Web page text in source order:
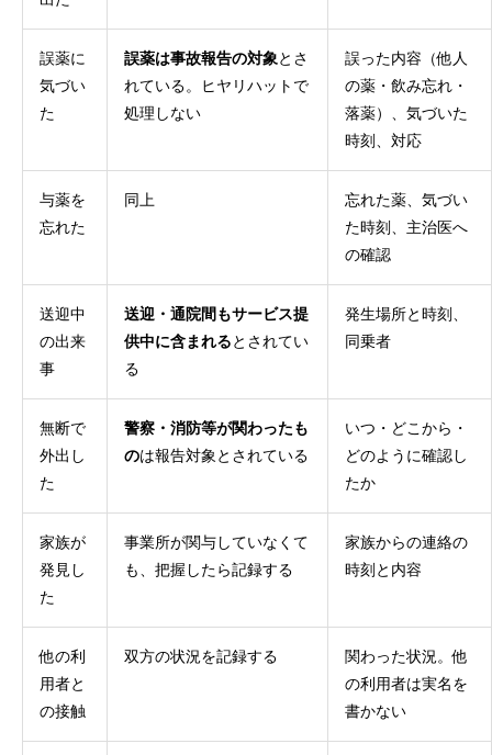
誤薬に
気づい
た
誤薬は事故報告の対象とさ
れている。ヒヤリハットで
処理しない
誤った内容（他人
の薬・飲み忘れ・
落薬）、気づいた
時刻、対応
与薬を
忘れた
同上
忘れた薬、気づい
た時刻、主治医へ
の確認
送迎中
の出来
事
送迎・通院間もサービス提
供中に含まれるとされてい
る
発生場所と時刻、
同乗者
無断で
外出し
た
警察・消防等が関わったも
のは報告対象とされている
いつ・どこから・
どのように確認し
たか
家族が
発見し
た
事業所が関与していなくて
も、把握したら記録する
家族からの連絡の
時刻と内容
他の利
用者と
の接触
双方の状況を記録する
関わった状況。他
の利用者は実名を
書かない